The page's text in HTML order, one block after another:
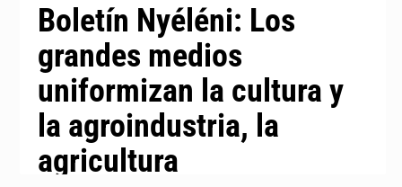
Boletín Nyéléni: Los
grandes medios
uniformizan la cultura y
la agroindustria, la
agricultura